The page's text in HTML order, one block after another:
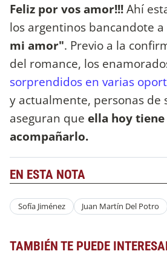
Feliz por vos amor!!!Ahí
los argentinos bancandote
mi amor". Previo a la
del romance, los
sorprendidos en varias
y actualmente, personas de
aseguran que ella hoy
acompañarlo.
EN ESTA NOTA
Sofía Jiménez Juan Martín Del Potro
TAMBIÉN TE PUEDE